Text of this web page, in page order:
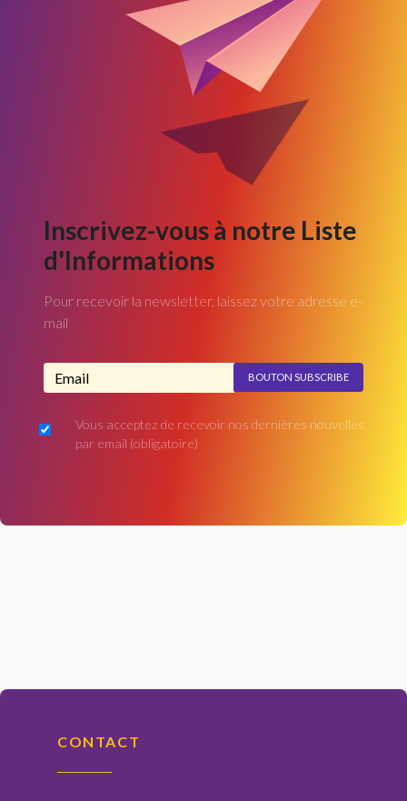
Inscrivez-vous à notre Liste
d'Informations
Pour recevoir la newsletter, laissez votre adresse e-
mail
Adresse email...
Vous acceptez de recevoir nos dernières nouvelles
par email (obligatoire)
CONTACT